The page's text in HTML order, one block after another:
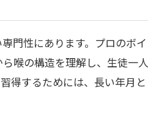
門性にあります。プロのボイ
喉の構造を理解し、生徒一人
得するためには、長い年月と